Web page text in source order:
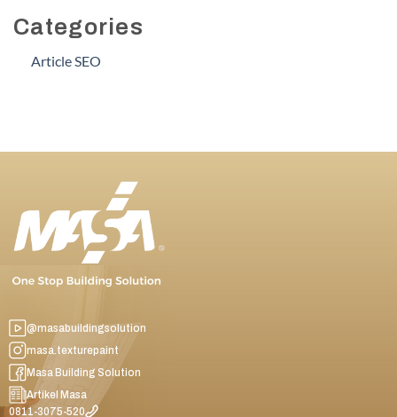
Categories
Article SEO
@masabuildingsolution
masa.texturepaint
Masa Building Solution
Artikel Masa
0811-3075-520